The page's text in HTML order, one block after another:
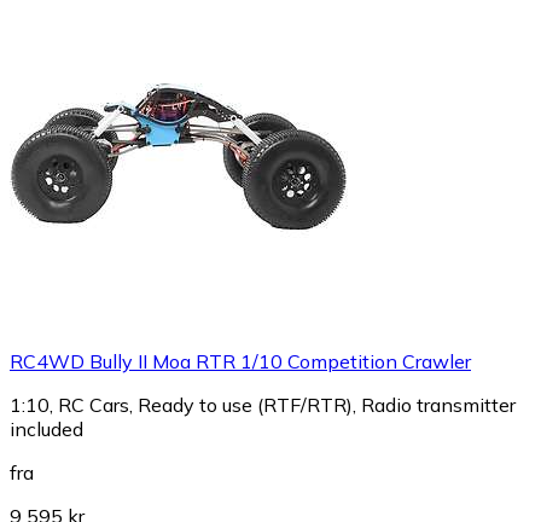
RC4WD Bully II Moa RTR 1/10 Competition Crawler
1:10, RC Cars, Ready to use (RTF/RTR), Radio transmitter
included
fra
9 595 kr